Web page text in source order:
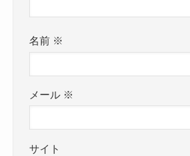
名前 ※
メール ※
サイト